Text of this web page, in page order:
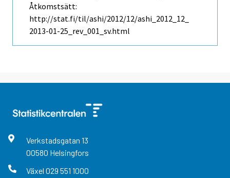
Åtkomstsätt:
http://stat.fi/til/ashi/2012/12/ashi_2012_12_
2013-01-25_rev_001_sv.html
Verkstadsgatan 13
00580 Helsingfors
Växel 029 551 1000